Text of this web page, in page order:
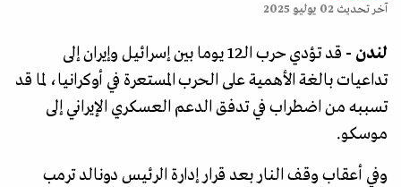
آخر تحديث 02 يوليو 2025
لندن -
قد تؤدي حرب الـ12 يوما بين إسرائيل وإيران إلى
تداعيات بالغة الأهمية على الحرب المستعرة في أوكرانيا، لما قد
تسببه من اضطراب في تدفق الدعم العسكري الإيراني إلى
موسكو.
وفي أعقاب وقف النار بعد قرار إدارة الرئيس دونالد ترمب